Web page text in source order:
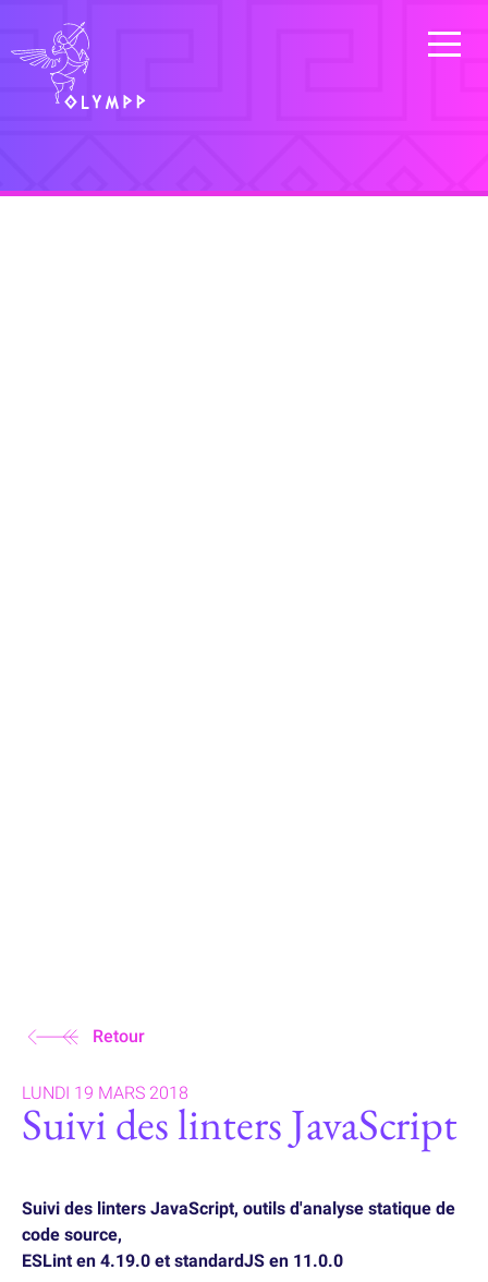
Retour
LUNDI 19 MARS 2018
Suivi des linters JavaScript
Suivi des linters JavaScript, outils d'analyse statique de
code source,
ESLint en 4.19.0 et standardJS en 11.0.0